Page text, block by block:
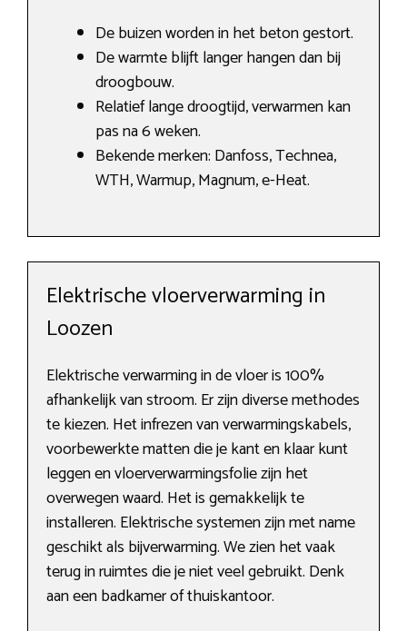
De buizen worden in het beton gestort.
De warmte blijft langer hangen dan bij
droogbouw.
Relatief lange droogtijd, verwarmen kan
pas na 6 weken.
Bekende merken: Danfoss, Technea,
WTH, Warmup, Magnum, e-Heat.
Elektrische vloerverwarming in
Loozen
Elektrische verwarming in de vloer is 100%
afhankelijk van stroom. Er zijn diverse methodes
te kiezen. Het infrezen van verwarmingskabels,
voorbewerkte matten die je kant en klaar kunt
leggen en vloerverwarmingsfolie zijn het
overwegen waard. Het is gemakkelijk te
installeren. Elektrische systemen zijn met name
geschikt als bijverwarming. We zien het vaak
terug in ruimtes die je niet veel gebruikt. Denk
aan een badkamer of thuiskantoor.